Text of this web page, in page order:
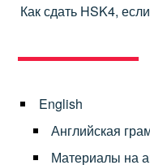
Как сдать HSK4,
English
Английская
Материалы на